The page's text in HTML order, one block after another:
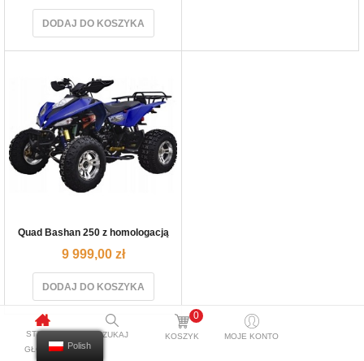
DODAJ DO KOSZYKA
Quad Bashan 250 z homologacją
9 999,00 zł
DODAJ DO KOSZYKA
STRONA
GŁÓWNA
SZUKAJ
0
KOSZYK MOJE KONTO
Polish